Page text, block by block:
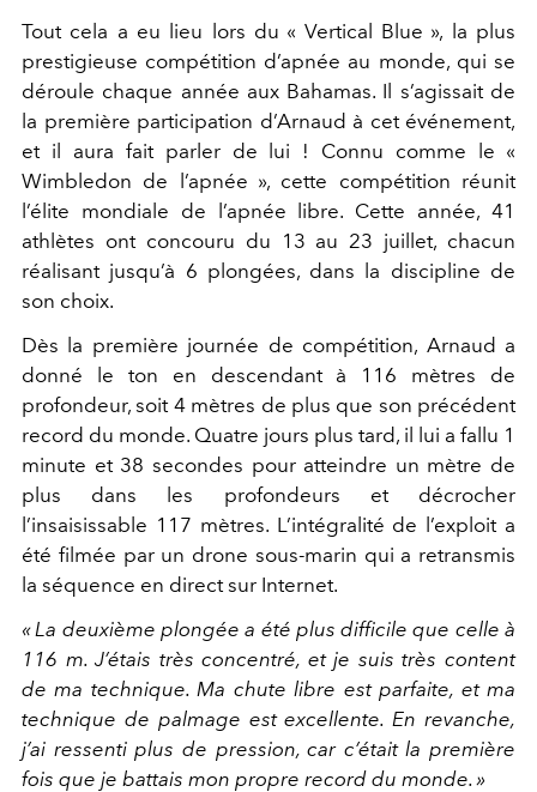
Tout cela a eu lieu lors du « Vertical Blue », la plus
prestigieuse compétition d’apnée au monde, qui se
déroule chaque année aux Bahamas. Il s’agissait de
la première participation d’Arnaud à cet événement,
et il aura fait parler de lui ! Connu comme le «
Wimbledon de l’apnée », cette compétition réunit
l’élite mondiale de l’apnée libre. Cette année, 41
athlètes ont concouru du 13 au 23 juillet, chacun
réalisant jusqu’à 6 plongées, dans la discipline de
son choix.
Dès la première journée de compétition, Arnaud a
donné le ton en descendant à 116 mètres de
profondeur, soit 4 mètres de plus que son précédent
record du monde. Quatre jours plus tard, il lui a fallu 1
minute et 38 secondes pour atteindre un mètre de
plus dans les profondeurs et décrocher
l’insaisissable 117 mètres. L’intégralité de l’exploit a
été filmée par un drone sous-marin qui a retransmis
la séquence en direct sur Internet.
« La deuxième plongée a été plus difficile que celle à
116 m. J’étais très concentré, et je suis très content
de ma technique. Ma chute libre est parfaite, et ma
technique de palmage est excellente. En revanche,
j’ai ressenti plus de pression, car c’était la première
fois que je battais mon propre record du monde. »